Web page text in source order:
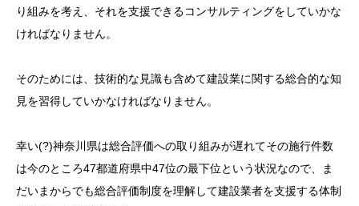
り組みを考え、それを支援できるコンサルティングをしていかな
ければなりません。
そのためには、技術的な見識も含めて建設業に関する総合的な知
見を習得していかなければなりません。
幸い(?)神奈川県は総合評価への取り組みが遅れてその施行件数
は今のところ47都道府県中47位の最下位という状況なので、ま
だいまからでも総合評価制度を理解して建設業者を支援する体制